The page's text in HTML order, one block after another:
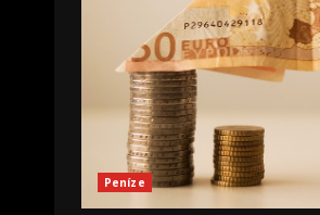
Peníze